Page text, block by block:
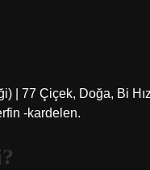
| 77 Çiçek, Doğa, Bi
-kardelen.